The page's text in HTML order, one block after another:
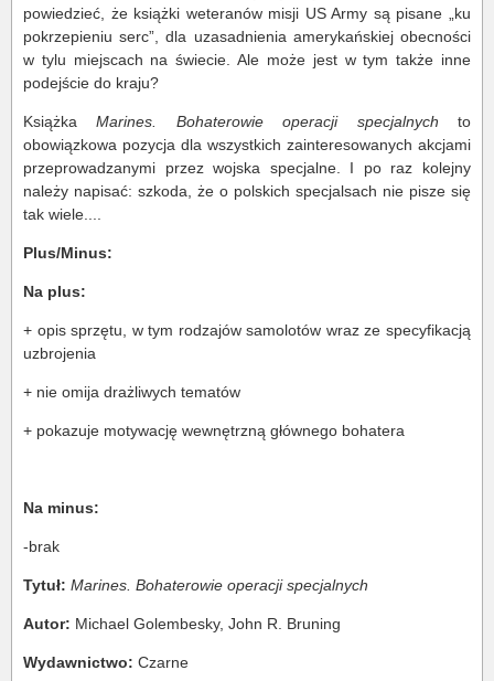
powiedzieć, że książki weteranów misji US Army są pisane „ku
pokrzepieniu serc”, dla uzasadnienia amerykańskiej obecności
w tylu miejscach na świecie. Ale może jest w tym także inne
podejście do kraju?
KsiążkaMarines. Bohaterowie operacji specjalnych to
obowiązkowa pozycja dla wszystkich zainteresowanych akcjami
przeprowadzanymi przez wojska specjalne. I po raz kolejny
należy napisać: szkoda, że o polskich specjalsach nie pisze się
tak wiele....
Plus/Minus:
Na plus:
+ opis sprzętu, w tym rodzajów samolotów wraz ze specyfikacją
uzbrojenia
+ nie omija drażliwych tematów
+ pokazuje motywację wewnętrzną głównego bohatera
Na minus:
-brak
Tytuł: Marines. Bohaterowie operacji specjalnych
Autor: Michael Golembesky, John R. Bruning
Wydawnictwo: Czarne